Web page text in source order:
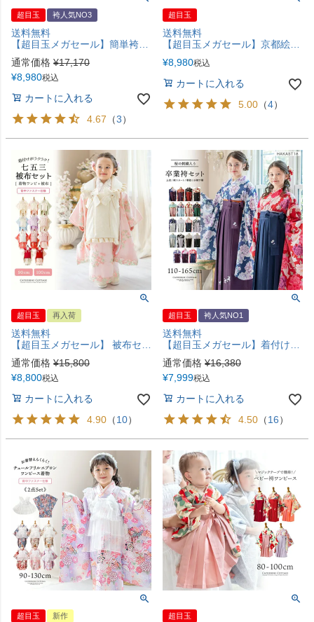
超目玉 袴人気NO3
送料無料
【超目玉メガセール】簡単袴セット 京都絵師描き下ろし新柄 2025年3月卒業 着付け かんたん袴 袴セット 小学校 卒業式 卒園式 女の子 袴 保育園 年長袴 簡単着付け 刺繍入り 和装 着物 七五三 [再入荷なし・在庫限り] キャサリンコテージ TAK
通常価格 ¥17,170
¥8,980税込
カートに入れる
4.67 （3）
超目玉
送料無料
【超目玉メガセール】京都絵師によるオリジナル柄＆レース生地の被布セット 七五三 女の子 男の子 男女兼用 年賀状写真やお正月やひな祭りにも 着物 TAK
¥8,980税込
カートに入れる
5.00 （4）
超目玉 再入荷
送料無料
【超目玉メガセール】 被布セット七五三 3歳女の子 着物 花刺繍チュールレース着物ワンピース＆ 被布セット 和装 TAK
通常価格 ¥15,800
¥8,800税込
カートに入れる
4.90 （10）
超目玉 袴人気NO1
送料無料
【超目玉メガセール】着付け簡単袴セット 小学校 卒業式 卒園式 年長袴 保育園 幼稚園 女の子 着付け簡単袴セット 刺繍入り 京都絵師描き下ろし本格柄 和装 着物 七五三 TAK [在庫限り]
通常価格 ¥16,380
¥7,999税込
カートに入れる
4.50 （16）
超目玉 新作 超目玉